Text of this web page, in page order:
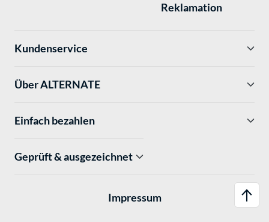
Reklamation
Kundenservice
Über ALTERNATE
Einfach bezahlen
Geprüft & ausgezeichnet
Impressum